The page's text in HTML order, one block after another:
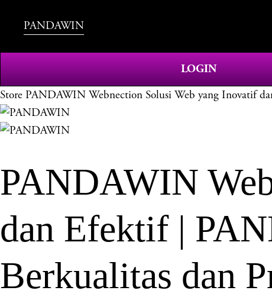
PANDAWIN
LOGIN
Store PANDAWIN Webnection Solusi Web yang Inovatif
PANDAWIN
dan Efektif |
Berkualitas dan